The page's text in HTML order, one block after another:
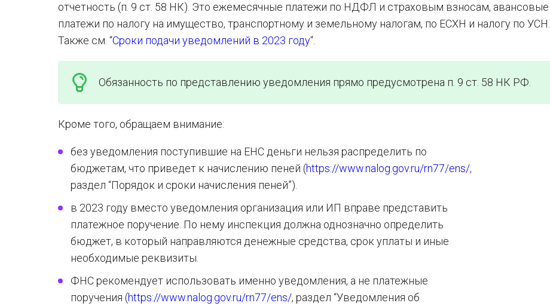
отчетность (п. 9 ст. 58 НК). Это ежемесячные платежи по НДФЛ и страховым взносам, авансовые
платежи по налогу на имущество, транспортному и земельному налогам, по ЕСХН и налогу по УСН.
Также см. “Сроки подачи уведомлений в 2023 году“.
Обязанность по представлению уведомления прямо предусмотрена п. 9 ст. 58 НК РФ.
Кроме того, обращаем внимание:
без уведомления поступившие на ЕНС деньги нельзя распределить по
бюджетам, что приведет к начислению пеней (https://www.nalog.gov.ru/rn77/ens/,
раздел “Порядок и сроки начисления пеней”).
в 2023 году вместо уведомления организация или ИП вправе представить
платежное поручение. По нему инспекция должна однозначно определить
бюджет, в который направляются денежные средства, срок уплаты и иные
необходимые реквизиты.
ФНС рекомендует использовать именно уведомления, а не платежные
поручения (https://www.nalog.gov.ru/rn77/ens/, раздел “Уведомления об